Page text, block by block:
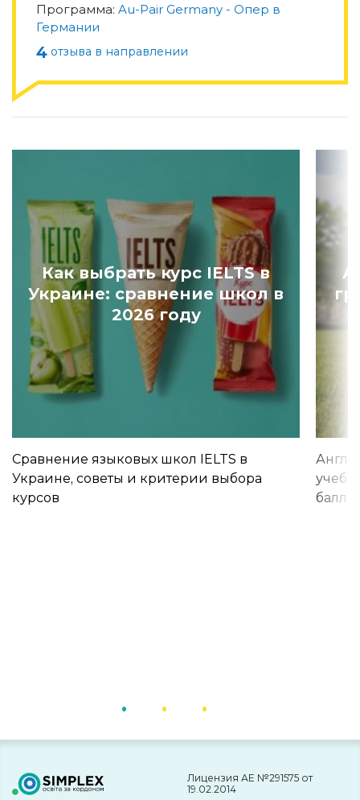
Программа: Au-Pair Germany - Опер в
Германии
4 отзыва в направлении
Как выбрать курс IELTS в
Украине: сравнение школ в
2026 году
Сравнение языковых школ IELTS в
Украине, советы и критерии выбора
курсов
учебы
баллы
Лицензия АЕ №291575 от
19.02.2014